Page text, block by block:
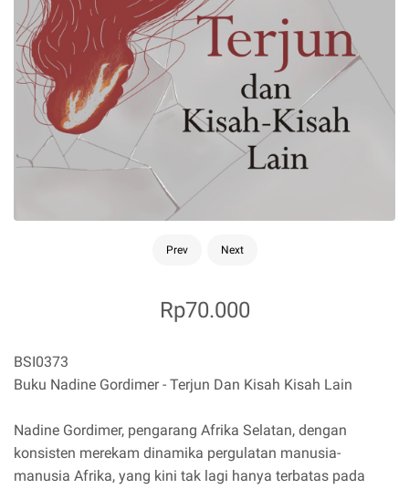
Prev Next
Rp70.000
BSI0373
Buku Nadine Gordimer - Terjun Dan Kisah Kisah Lain
Nadine Gordimer, pengarang Afrika Selatan, dengan
konsisten merekam dinamika pergulatan manusia-
manusia Afrika, yang kini tak lagi hanya terbatas pada